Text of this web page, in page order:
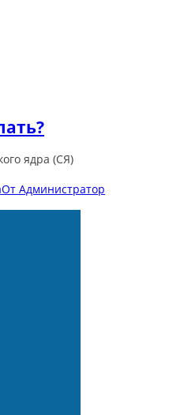
ядра (СЯ)
От Администратор